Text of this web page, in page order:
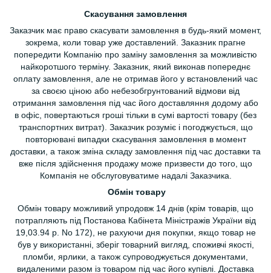
Скасування замовлення
Заказчик має право скасувати замовлення в будь-який момент,
зокрема, коли товар уже доставлений. Заказник прагне
попередити Компанію про заміну замовлення за можливістю
найкоротшого терміну. Заказник, який виконав попереднє
оплату замовлення, але не отримав його у встановлений час
за своєю ціною або небезобгрунтований відмови від
отримання замовлення під час його доставляння додому або
в офіс, повертаються гроші тільки в сумі вартості товару (без
транспортних витрат). Заказчик розуміє і погоджується, що
повторювані випадки скасування замовлення в момент
доставки, а також зміна складу замовлення під час доставки та
вже після здійснення продажу може призвести до того, що
Компанія не обслуговуватиме надалі Заказчика.
Обмін товару
Обмін товару можливий упродовж 14 днів (крім товарів, що
потрапляють під Постанова Кабінета Міністражів України від
19,03.94 р. No 172), не рахуючи дня покупки, якщо товар не
був у використанні, зберіг товарний вигляд, споживчі якості,
пломби, ярлики, а також супроводжується документами,
видаленими разом із товаром під час його купівлі. Доставка